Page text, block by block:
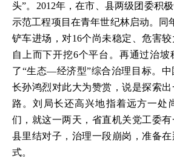
头”。2012年，在市、县两级团委积
示范工程项目在青年世纪林启动。同
铲车进场，对16个尚未稳定、危害较
自上而下开挖6个平台。再通过治
了“生态—经济型”综合治理目标。
长孙鸿烈对此大为赞赏，说是探索
路。刘局长还高兴地指着远方一处
们，就这一两天，省直机关党工委
县里结对子，治理一段崩岗，准备
式。